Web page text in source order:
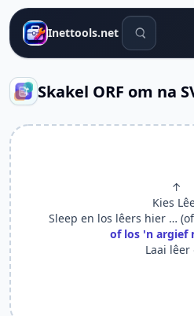
Inettools.net Soek
Skakel ORF om na
↑
Kies
Sleep en los lêers hier …
of los 'n argief
Laai lêer